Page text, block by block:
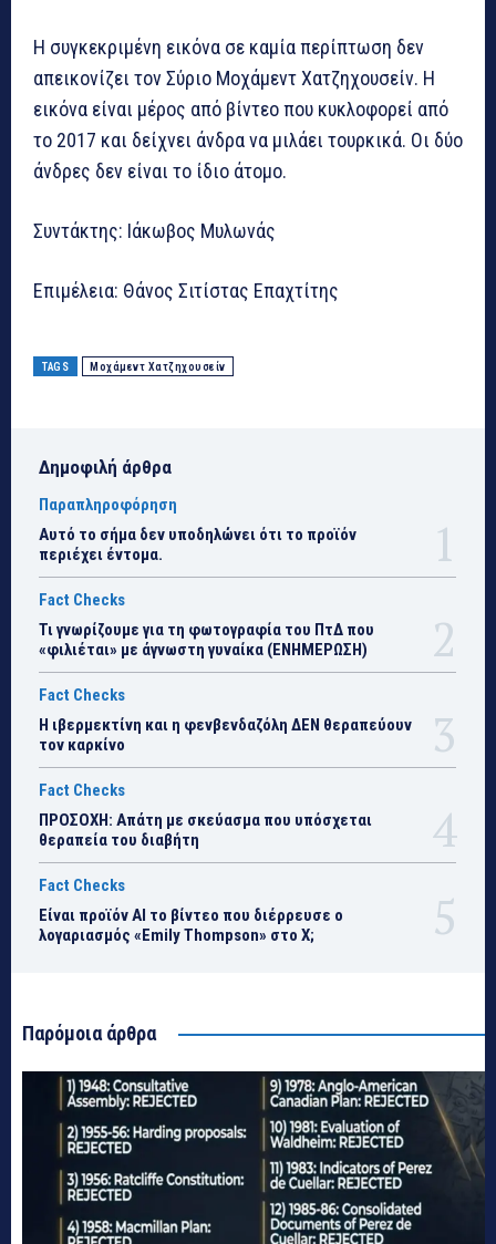
Η συγκεκριμένη εικόνα σε καμία περίπτωση δεν
απεικονίζει τον Σύριο Μοχάμεντ Χατζηχουσείν. Η
εικόνα είναι μέρος από βίντεο που κυκλοφορεί από
το 2017 και δείχνει άνδρα να μιλάει τουρκικά. Οι δύο
άνδρες δεν είναι το ίδιο άτομο.
Συντάκτης: Ιάκωβος Μυλωνάς
Επιμέλεια: Θάνος Σιτίστας Επαχτίτης
TAGS Μοχάμεντ Χατζηχουσείν
Δημοφιλή άρθρα
Παραπληροφόρηση
Αυτό το σήμα δεν υποδηλώνει ότι το προϊόν
περιέχει έντομα.
Fact Checks
Τι γνωρίζουμε για τη φωτογραφία του ΠτΔ που
«φιλιέται» με άγνωστη γυναίκα (ΕΝΗΜΕΡΩΣΗ)
Fact Checks
Η ιβερμεκτίνη και η φενβενδαζόλη ΔΕΝ θεραπεύουν
τον καρκίνο
Fact Checks
ΠΡΟΣΟΧΗ: Απάτη με σκεύασμα που υπόσχεται
θεραπεία του διαβήτη
Fact Checks
Είναι προϊόν ΑΙ το βίντεο που διέρρευσε ο
λογαριασμός «Emily Thompson» στο Χ;
Παρόμοια άρθρα